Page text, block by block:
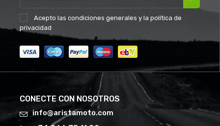
Acepto las condiciones generales y la política de
privacidad
CONECTE CON NOSOTROS
info@aristamoto.com